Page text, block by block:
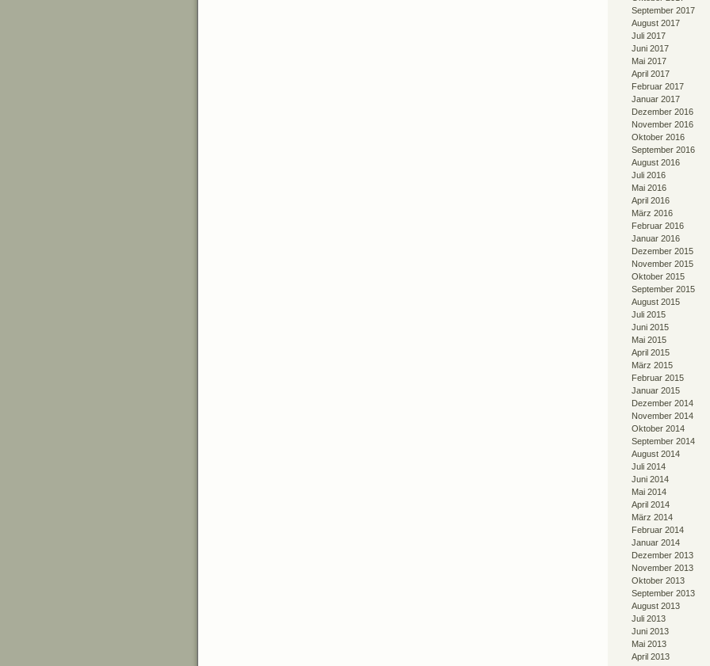
September 2017
August 2017
Juli 2017
Juni 2017
Mai 2017
April 2017
Februar 2017
Januar 2017
Dezember 2016
November 2016
Oktober 2016
September 2016
August 2016
Juli 2016
Mai 2016
April 2016
März 2016
Februar 2016
Januar 2016
Dezember 2015
November 2015
Oktober 2015
September 2015
August 2015
Juli 2015
Juni 2015
Mai 2015
April 2015
März 2015
Februar 2015
Januar 2015
Dezember 2014
November 2014
Oktober 2014
September 2014
August 2014
Juli 2014
Juni 2014
Mai 2014
April 2014
März 2014
Februar 2014
Januar 2014
Dezember 2013
November 2013
Oktober 2013
September 2013
August 2013
Juli 2013
Juni 2013
Mai 2013
April 2013